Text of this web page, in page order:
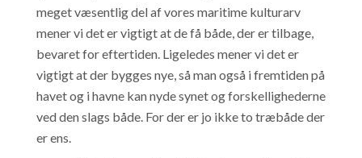
meget væsentlig del af vores maritime kulturarv
mener vi det er vigtigt at de få både, der er tilbage,
bevaret for eftertiden. Ligeledes mener vi det er
vigtigt at der bygges nye, så man også i fremtiden på
havet og i havne kan nyde synet og forskellighederne
ved den slags både. For der er jo ikke to træbåde der
er ens.